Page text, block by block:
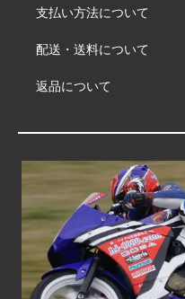
支払い方法について
配送・送料について
返品について